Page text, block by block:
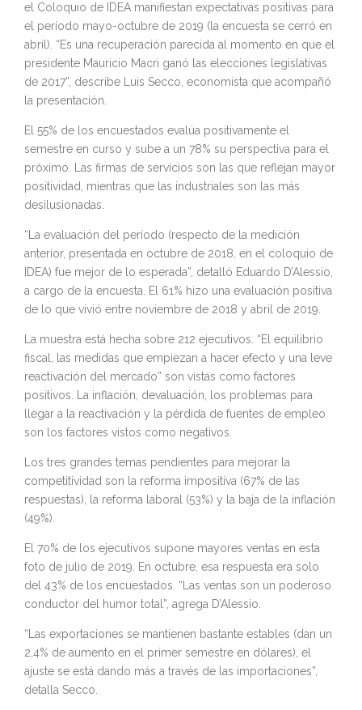
el Coloquio de IDEA manifiestan expectativas positivas para
el período mayo-octubre de 2019 (la encuesta se cerró en
abril). “Es una recuperación parecida al momento en que el
presidente Mauricio Macri ganó las elecciones legislativas
de 2017”, describe Luis Secco, economista que acompañó
la presentación.
El 55% de los encuestados evalúa positivamente el
semestre en curso y sube a un 78% su perspectiva para el
próximo. Las firmas de servicios son las que reflejan mayor
positividad, mientras que las industriales son las más
desilusionadas.
“La evaluación del período (respecto de la medición
anterior, presentada en octubre de 2018, en el coloquio de
IDEA) fue mejor de lo esperada”, detalló Eduardo D’Alessio,
a cargo de la encuesta. El 61% hizo una evaluación positiva
de lo que vivió entre noviembre de 2018 y abril de 2019.
La muestra está hecha sobre 212 ejecutivos. “El equilibrio
fiscal, las medidas que empiezan a hacer efecto y una leve
reactivación del mercado” son vistas como factores
positivos. La inflación, devaluación, los problemas para
llegar a la reactivación y la pérdida de fuentes de empleo
son los factores vistos como negativos.
Los tres grandes temas pendientes para mejorar la
competitividad son la reforma impositiva (67% de las
respuestas), la reforma laboral (53%) y la baja de la inflación
(49%).
El 70% de los ejecutivos supone mayores ventas en esta
foto de julio de 2019. En octubre, esa respuesta era solo
del 43% de los encuestados. “Las ventas son un poderoso
conductor del humor total”, agrega D’Alessio.
“Las exportaciones se mantienen bastante estables (dan un
2,4% de aumento en el primer semestre en dólares), el
ajuste se está dando más a través de las importaciones”,
detalla Secco.